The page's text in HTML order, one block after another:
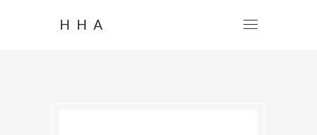
HHA